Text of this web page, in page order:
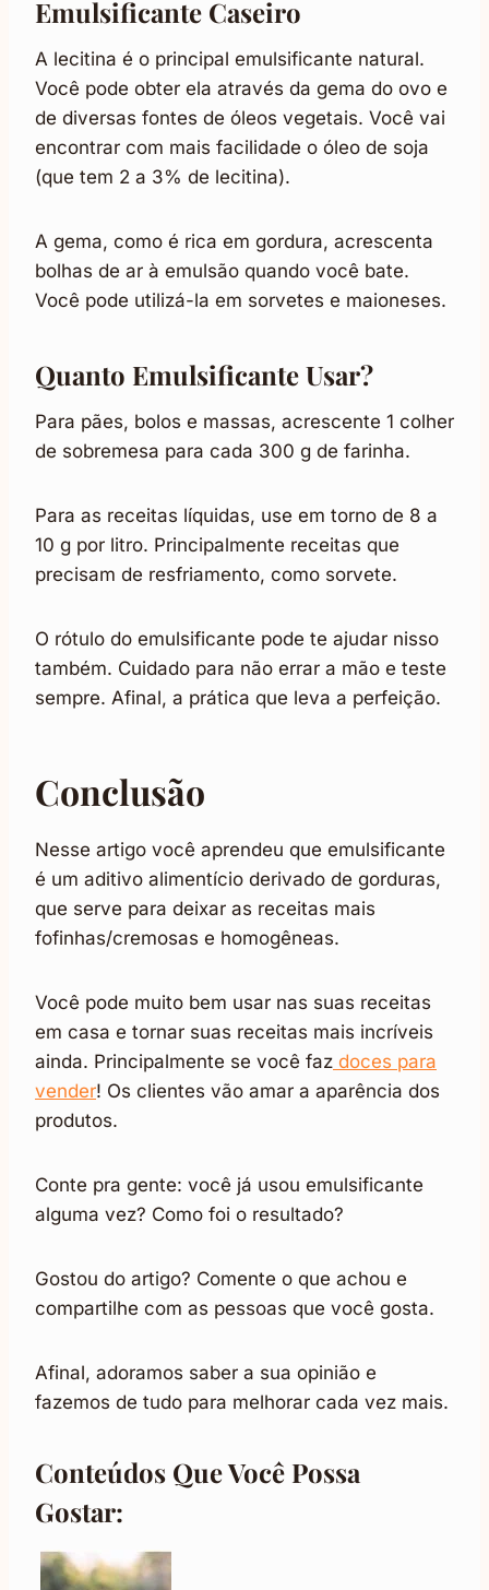
Emulsificante Caseiro
A lecitina é o principal emulsificante natural.
Você pode obter ela através da gema do ovo e
de diversas fontes de óleos vegetais. Você vai
encontrar com mais facilidade o óleo de soja
(que tem 2 a 3% de lecitina).
A gema, como é rica em gordura, acrescenta
bolhas de ar à emulsão quando você bate.
Você pode utilizá-la em sorvetes e maioneses.
Quanto Emulsificante Usar?
Para pães, bolos e massas, acrescente 1 colher
de sobremesa para cada 300 g de farinha.
Para as receitas líquidas, use em torno de 8 a
10 g por litro. Principalmente receitas que
precisam de resfriamento, como sorvete.
O rótulo do emulsificante pode te ajudar nisso
também. Cuidado para não errar a mão e teste
sempre. Afinal, a prática que leva a perfeição.
Conclusão
Nesse artigo você aprendeu que emulsificante
é um aditivo alimentício derivado de gorduras,
que serve para deixar as receitas mais
fofinhas/cremosas e homogêneas.
Você pode muito bem usar nas suas receitas
em casa e tornar suas receitas mais incríveis
ainda. Principalmente se você faz doces para
vender! Os clientes vão amar a aparência dos
produtos.
Conte pra gente: você já usou emulsificante
alguma vez? Como foi o resultado?
Gostou do artigo? Comente o que achou e
compartilhe com as pessoas que você gosta.
Afinal, adoramos saber a sua opinião e
fazemos de tudo para melhorar cada vez mais.
Conteúdos Que Você Possa
Gostar: